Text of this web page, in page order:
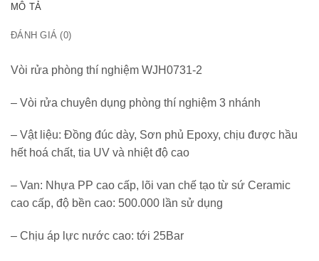
MÔ TẢ
ĐÁNH GIÁ (0)
Vòi rửa phòng thí nghiệm WJH0731-2
– Vòi rửa chuyên dụng phòng thí nghiệm 3 nhánh
– Vật liệu: Đồng đúc dày, Sơn phủ Epoxy, chịu được hầu
hết hoá chất, tia UV và nhiệt độ cao
– Van: Nhựa PP cao cấp, lõi van chế tạo từ sứ Ceramic
cao cấp, độ bền cao: 500.000 lần sử dụng
– Chịu áp lực nước cao: tới 25Bar